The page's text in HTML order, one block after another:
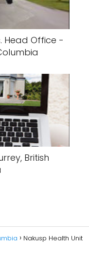
Head Office -
British
Nakusp Health Unit